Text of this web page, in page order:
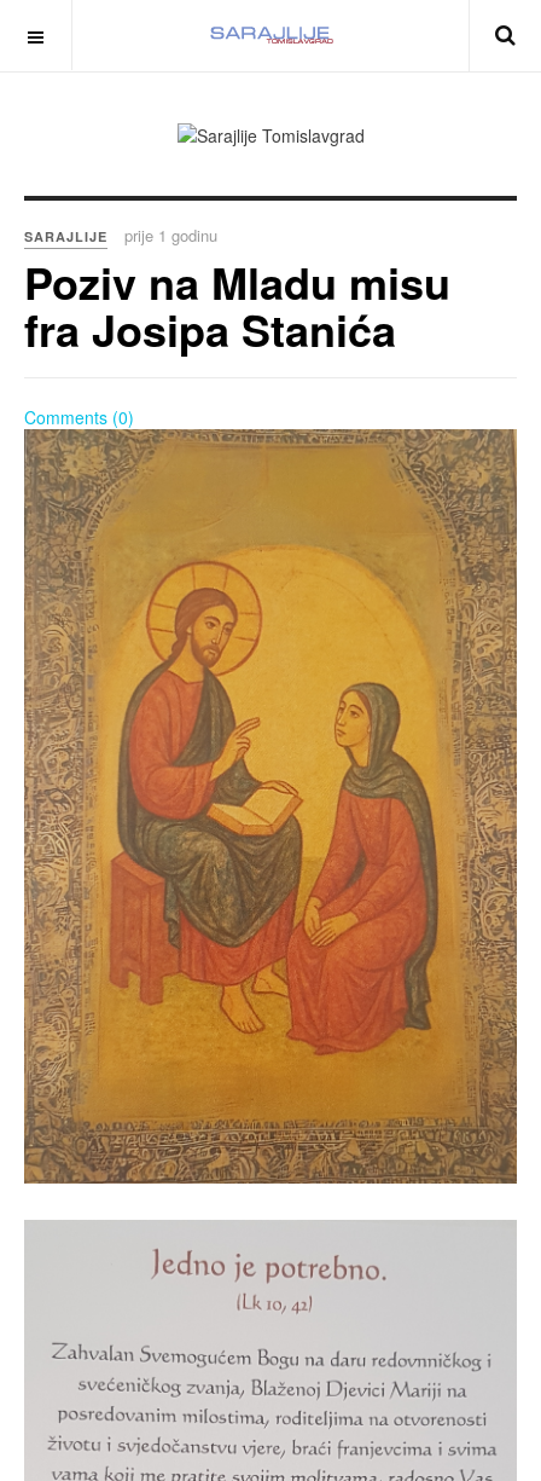
SARAJLIJE prije 1 godinu
Poziv na Mladu misu
fra Josipa Stanića
Comments (0)